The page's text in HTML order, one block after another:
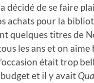
a décidé de se faire
achats pour la
quelques titres de
les ans et on aime
était trop
et il y avait